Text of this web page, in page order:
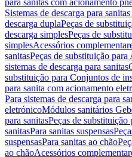
para sanitas com acionamento
Sistemas de descarga para
descarga duplaPeças de
descarga simplesPeças de
simplesAcessórios
sanitasPeças de substituição
sistemas de descarga para sanitas
substituição para Conjuntos de
para sanita com acionamento
Para sistemas de descarga para
eletrónicoMódulos sanitários
para sanitasPeças de
sanitasPara sanitas suspensas
suspensasPara sanitas ao chão
ao chãoAcessórios